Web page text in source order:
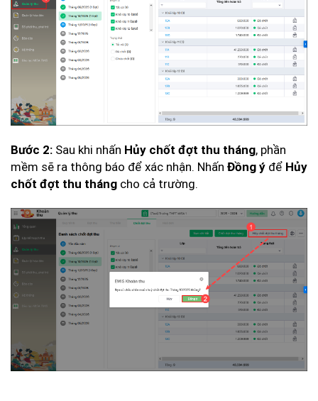
Bước 2: Sau khi nhấn Hủy chốt đợt thu tháng, phần
mềm sẽ ra thông báo để xác nhận. Nhấn Đồng ý để Hủy
chốt đợt thu tháng cho cả trường.